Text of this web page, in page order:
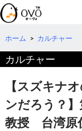
検
索
コ
テ
ツ
へ
ホーム > カルチャー
カルチャー
【スズキナ
ンだろう？
教授 台湾原